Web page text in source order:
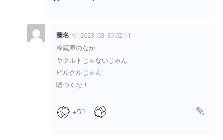
匿名
2023-03-30 02:11
冷蔵庫のなか
ヤクルトじゃないじゃん
ピルクルじゃん
嘘つくな！
+51